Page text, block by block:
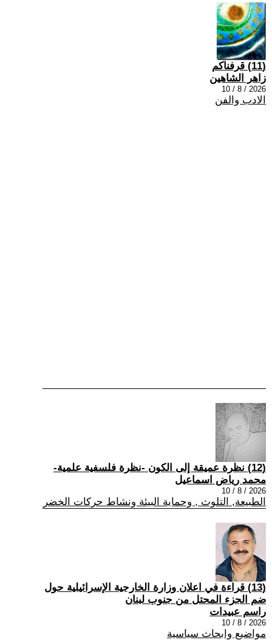
(11) قرفناكم
زاهر الشاهين
2026 / 8 / 10
الادب والفن
(12) نظرة عميقة إلى الكون -نظرة فلسفية علمية-
محمد رياض اسماعيل
2026 / 8 / 10
الطبيعة, التلوث , وحماية البيئة ونشاط حركات الخضر
(13) قراءة في اعلان وزارة الخارجية الإسرائيلية حول
ضم الجزء المحتل من جنوب لبنان
راسم عبيدات
2026 / 8 / 10
مواضيع وابحاث سياسية